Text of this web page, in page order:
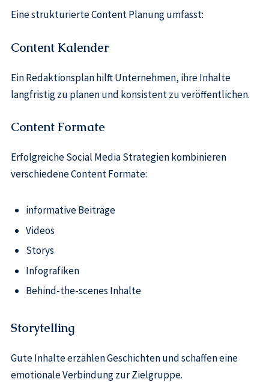
Eine strukturierte Content Planung umfasst:
Content Kalender
Ein Redaktionsplan hilft Unternehmen, ihre Inhalte
langfristig zu planen und konsistent zu veröffentlichen.
Content Formate
Erfolgreiche Social Media Strategien kombinieren
verschiedene Content Formate:
informative Beiträge
Videos
Storys
Infografiken
Behind-the-scenes Inhalte
Storytelling
Gute Inhalte erzählen Geschichten und schaffen eine
emotionale Verbindung zur Zielgruppe.